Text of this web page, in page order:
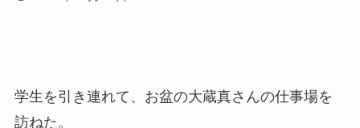
学生を引き連れて、お盆の大蔵真さんの仕事場を
訪ねた。